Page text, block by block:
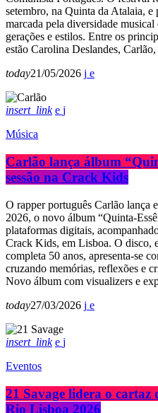
setembro, na Quinta da Atalaia, e
marcada pela diversidade
gerações e estilos. Entre os
estão Carolina Deslandes,
today21/05/2026
insert_link
Música
Carlão lança álbum
sessão na Crack Kids
O rapper português Carlão lança
2026, o novo álbum “Quinta-
plataformas digitais,
Crack Kids, em Lisboa. O disco,
completa 50 anos, apresenta-se
cruzando memórias, reflexões e
Novo álbum com visualizers e
today27/03/2026
insert_link
Eventos
21 Savage lidera o
Rio Lisboa 2026